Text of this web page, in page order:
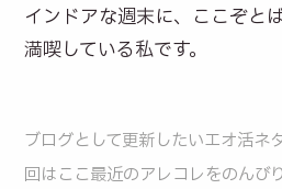
インドアな週末に、ここぞと
満喫している私です。
ブログとして更新したいエオ活ネ
回はここ最近のアレコレをのんび